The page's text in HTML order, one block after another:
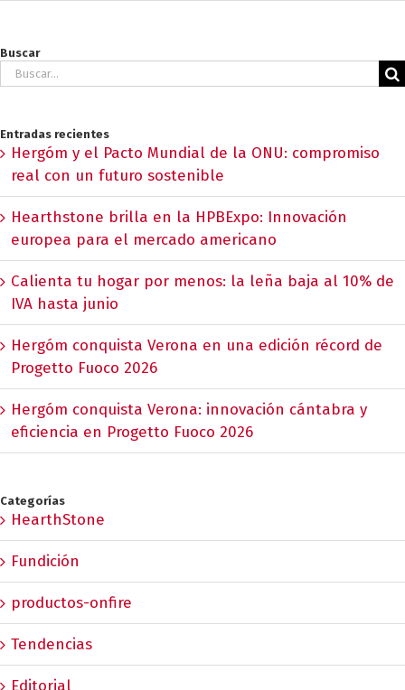
Buscar
Buscar:
Entradas recientes
Hergóm y el Pacto Mundial de la ONU: compromiso
real con un futuro sostenible
Hearthstone brilla en la HPBExpo: Innovación
europea para el mercado americano
Calienta tu hogar por menos: la leña baja al 10% de
IVA hasta junio
Hergóm conquista Verona en una edición récord de
Progetto Fuoco 2026
Hergóm conquista Verona: innovación cántabra y
eficiencia en Progetto Fuoco 2026
Categorías
HearthStone
Fundición
productos-onfire
Tendencias
Editorial